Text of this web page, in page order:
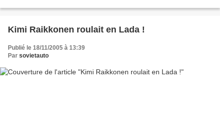
Kimi Raikkonen roulait en Lada !
Publié le 18/11/2005 à 13:39
Par sovietauto